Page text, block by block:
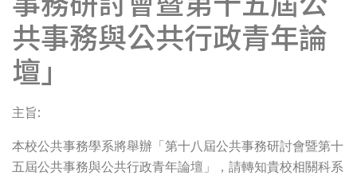
共事務與公共行政青年論
壇」
主旨:
本校公共事務學系將舉辦「第十八屆公共事務研討會暨第十
五屆公共事務與公共行政青年論壇」，請轉知貴校相關科系